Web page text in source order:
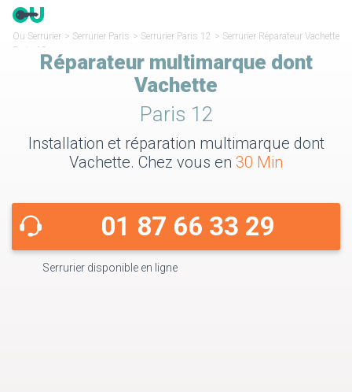
Ou Serrurier > Serrurier Paris > Serrurier Paris 12 > Serrurier Réparateur Vachette
Paris 12
Réparateur multimarque dont
Vachette
Paris 12
Installation et réparation multimarque dont
Vachette. Chez vous en 30 Min
01 87 66 33 29
Serrurier disponible en ligne